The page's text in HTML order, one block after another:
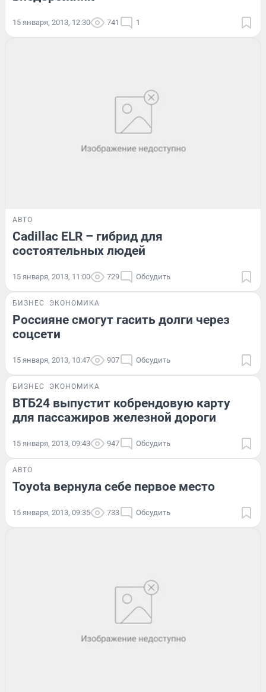
15 января, 2013, 12:30 741 1
АВТО
Cadillac ELR – гибрид для
состоятельных людей
15 января, 2013, 11:00 729 Обсудить
БИЗНЕС ЭКОНОМИКА
Россияне смогут гасить долги через
соцсети
15 января, 2013, 10:47 907 Обсудить
БИЗНЕС ЭКОНОМИКА
ВТБ24 выпустит кобрендовую карту
для пассажиров железной дороги
15 января, 2013, 09:43 947 Обсудить
АВТО
Toyota вернула себе первое место
15 января, 2013, 09:35 733 Обсудить